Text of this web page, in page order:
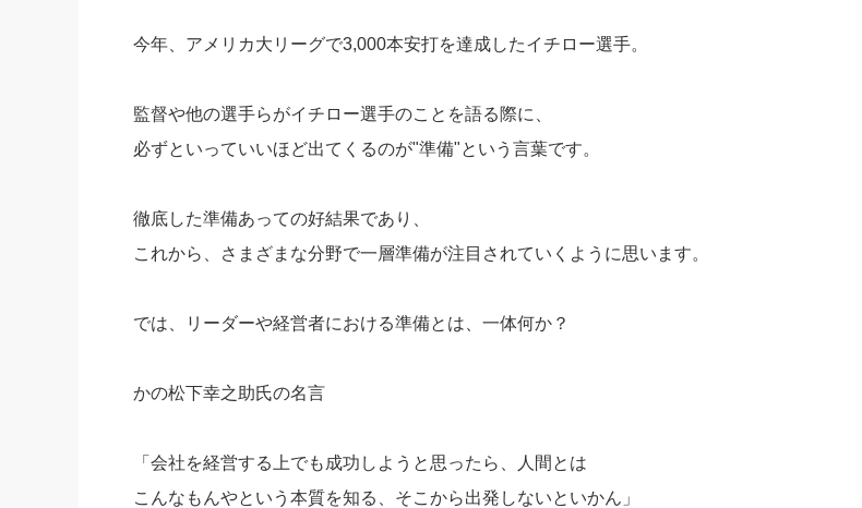
今年、アメリカ大リーグで3,000本安打を達成したイチロー選手。
監督や他の選手らがイチロー選手のことを語る際に、
必ずといっていいほど出てくるのが"準備"という言葉です。
徹底した準備あっての好結果であり、
これから、さまざまな分野で一層準備が注目されていくように思います。
では、リーダーや経営者における準備とは、一体何か？
かの松下幸之助氏の名言
「会社を経営する上でも成功しようと思ったら、人間とは
こんなもんやという本質を知る、そこから出発しないといかん」